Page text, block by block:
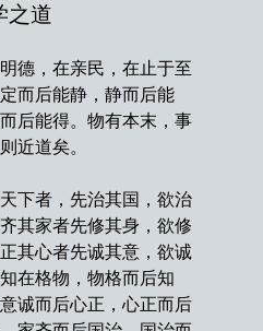
道
，在亲民，在止于至
而后能静，静而后能
后能得。物有本末，事
近道矣。
者，先治其国，欲治
其家者先修其身，欲修
其心者先诚其意，欲诚
在格物，物格而后知
诚而后心正，心正而后